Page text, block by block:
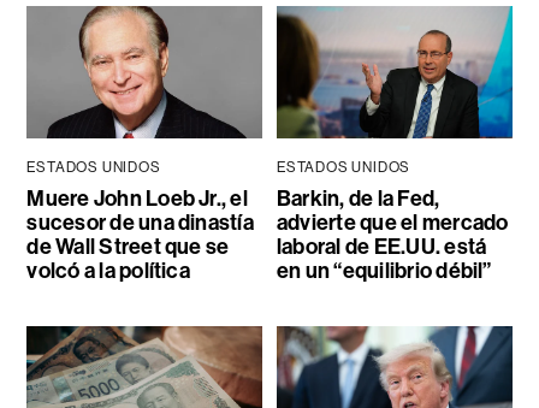
ESTADOS UNIDOS
Muere John Loeb Jr., el
sucesor de una dinastía
de Wall Street que se
volcó a la política
ESTADOS UNIDOS
Barkin, de la Fed,
advierte que el mercado
laboral de EE.UU. está
en un “equilibrio débil”